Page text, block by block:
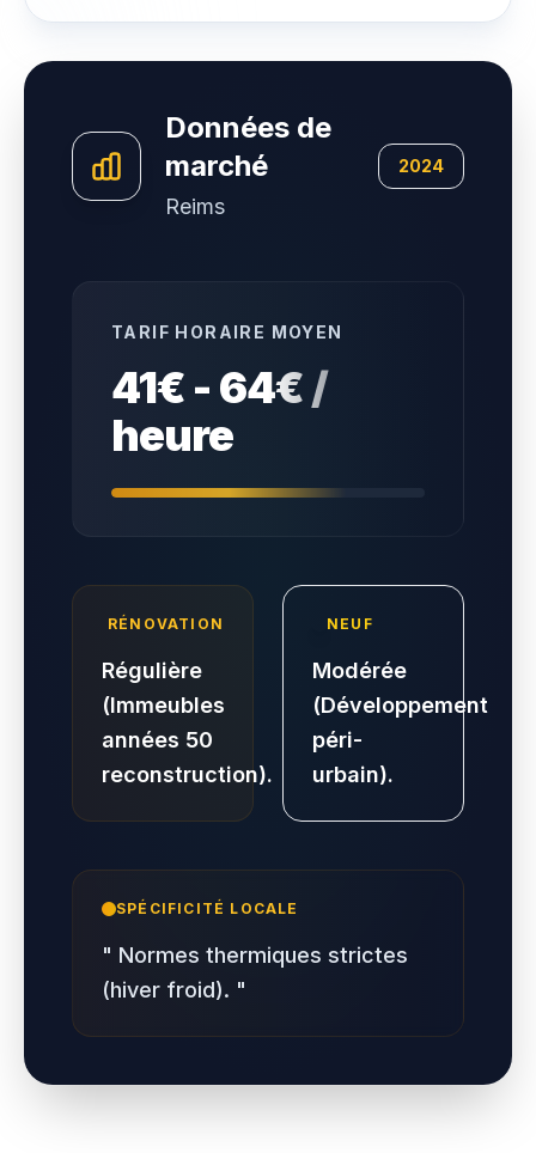
Données de
marché
Reims
2024
TARIF HORAIRE MOYEN
41€ - 64€ /
heure
RÉNOVATION
Régulière
(Immeubles
années 50
reconstruction).
NEUF
Modérée
(Développement
péri-
urbain).
SPÉCIFICITÉ LOCALE
" Normes thermiques strictes
(hiver froid). "